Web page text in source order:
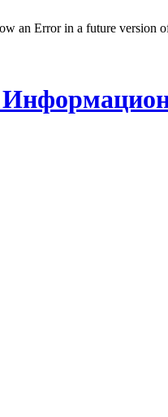
an Error in a future version